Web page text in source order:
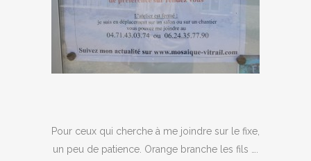
Pour ceux qui cherche à me joindre sur le fixe,
un peu de patience. Orange branche les fils ….